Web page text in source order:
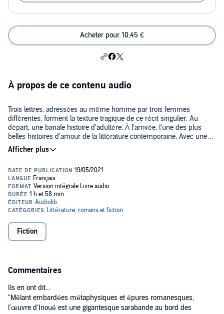
Acheter pour 10,45 €
À propos de ce contenu audio
Trois lettres, adressées au même homme par trois femmes
différentes, forment la texture tragique de ce récit singulier. Au
départ, une banale histoire d'adultère. À l'arrivée, l'une des plus
belles histoires d'amour de la littérature contemporaine. Avec une
formidable économie de moyens, dans une langue subtilement
dépouillée, Yasushi Inoué donne la version éternelle du couple
passion, est un chef d'œuvre universel. André Dussollier en propose
une interprétation exceptionnelle, qui ne pourra que vous faire
vibrer.
©2021 Audiolib (P)2021 Audiolib
Fiction
Commentaires
Ils en ont dit...
"Mêlant embardées métaphysiques et épures romanesques,
l'œuvre d'Inoué est une gigantesque sarabande au bord des